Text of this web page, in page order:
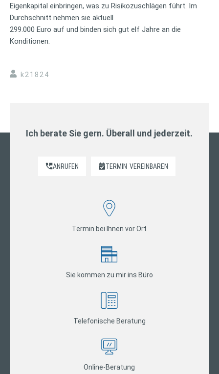
Eigenkapital einbringen, was zu Risikozuschlägen führt. Im
Durchschnitt nehmen sie aktuell
299.000 Euro auf und binden sich gut elf Jahre an die
Konditionen.
k21824
Ich berate Sie gern. Überall und jederzeit.
ANRUFEN TERMIN VEREINBAREN
Termin bei Ihnen vor Ort
Sie kommen zu mir ins Büro
Telefonische Beratung
Online-Beratung